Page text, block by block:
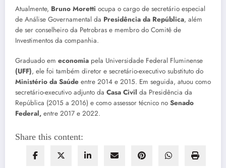
Atualmente, Bruno Moretti ocupa o cargo de secretário especial
de Análise Governamental da Presidência da República, além
de ser conselheiro da Petrobras e membro do Comitê de
Investimentos da companhia.
Graduado em economia pela Universidade Federal Fluminense
(UFF), ele foi também diretor e secretário-executivo substituto do
Ministério da Saúde entre 2014 e 2015. Em seguida, atuou como
secretário-executivo adjunto da Casa Civil da Presidência da
República (2015 a 2016) e como assessor técnico no Senado
Federal, entre 2017 e 2022.
Share this content: